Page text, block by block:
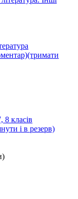
8 класів
і в резерв)